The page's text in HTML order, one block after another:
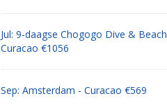
Jul: 9-daagse Chogogo Dive & Beach
Curacao €1056
Sep: Amsterdam - Curacao €569